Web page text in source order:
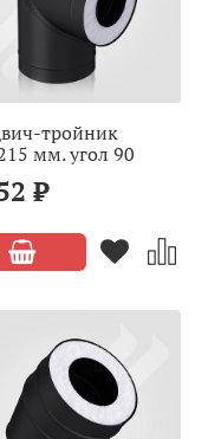
тройник
мм. угол 90
₽